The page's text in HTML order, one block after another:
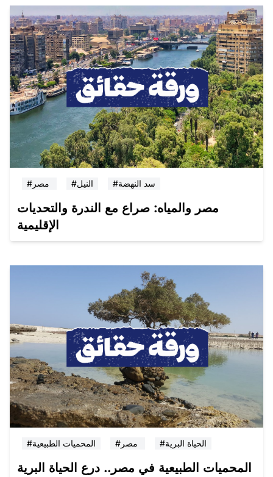
#النيل #سد النهضة
مصر والمياه: صراع مع الندرة والتحديات
الإقليمية
#المحميات الطبيعية #الحياة البرية
المحميات الطبيعية في مصر.. درع الحياة البرية